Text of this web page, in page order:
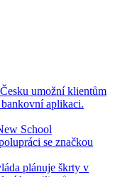
umožní klientům
aplikaci.
School
se značkou
plánuje škrty v